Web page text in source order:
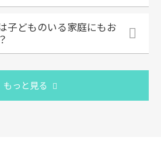
子どものいる家庭にもお
もっと見る